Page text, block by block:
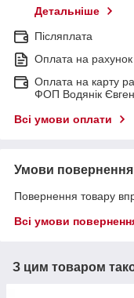
Детальніше
Післяплата
Оплата на рахунок
Оплата на карту
ФОП Водянік Євген
Всі умови оплати
Умови повернення
Повернення товару
Всі умови
З цим товаром